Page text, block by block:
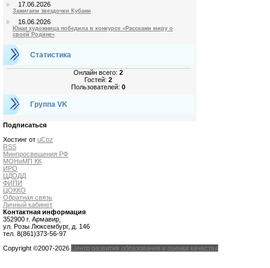
17.06.2026
Зажигаем звездочки Кубани
16.06.2026
Юная художница победила в конкурсе «Расскажи миру о
своей Родине»
Статистика
Онлайн всего:2
Гостей:2
Пользователей:0
Группа VK
Подписаться
Хостинг от uCoz
RSS
Минпросвещения РФ
МОНиМП КК
ИРО
ЦДОДД
ФИПИ
ЦОККО
Обратная связь
Личный кабинет
Контактная информация
352900 г. Армавир,
ул. Розы Люксембург, д. 146
тел. 8(861)373-56-97
Copyright ©2007-2026 Центр развития образования и оценки качества